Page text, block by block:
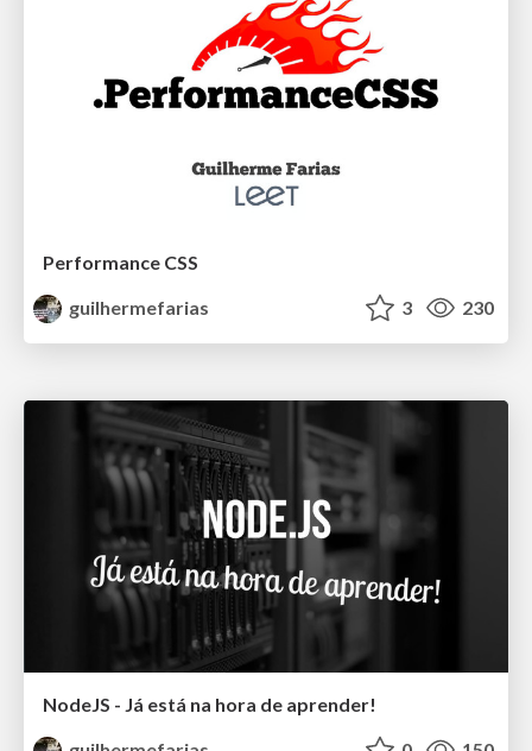
Performance CSS
guilhermefarias
3 230
NodeJS - Já está na hora de aprender!